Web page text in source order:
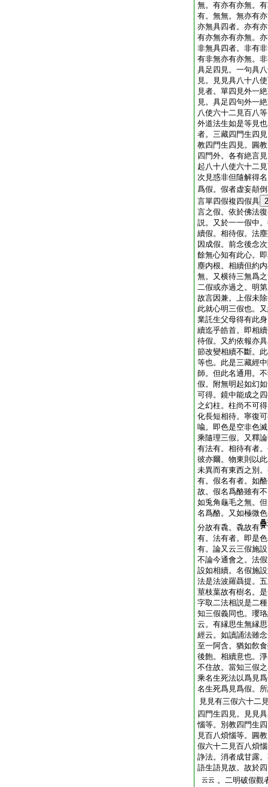
無。有亦有亦無。
有。無無。無亦有
亦無具四者。亦有
有亦無亦有亦無。
非無具四者。非有
有非無亦有亦無。
具足四見。一句具
見。見見具八十八
見者。單四見外一
見。具足四句外一
八使六十二見百八
外道法生如是等見
者。三藏四門生四
教四門生四見。圓
四門外。各有絶言
起八十八使六十二
次見惑非但隨解得
爲假。假者虚妄顛
言單四假複四假具 2
言之假。依於佛法
説。又於一一假中
續假。相待假。法
因成假。前念後念
餘無心知有此心。
塵内根。相續但約
無。又横待三無爲
二假或亦過之。明
故言因兼。上假未
此就心明三假也。
業託生父母得有此
續迄乎皓首。即相
待假。又約依報亦
節改變相續不斷。
等也。此是三藏經
師。但此名通用。
假。附無明起如幻
可得。鏡中能成之
之幻柱。柱尚不可
化長短相待。寧復
喩。即色是空非色
乘隨理三假。又釋
有法有。相待有者
彼亦爾。物東則以
未異而有東西之別
有。假名有者。如
故。假名爲酪雖有
如兎角龜毛之無。
名爲酪。又如極微
分故有毳。毳故有
有。法有者。即是
有。論又云三假施
不論今通會之。法
設如相續。名假施
法是法波羅聶提。
莖枝葉故有樹名。
字取二法相説是二
知三假義同也。瓔
云。有縁思生無縁
經云。如讀誦法雖
至一阿含。猶如飮
後飽。相續意也。
不住故。當知三假
乘名生死法以爲見
名生死爲見爲假。
見見有三假六十二
四門生四見。見見
惱等。別教四門生
見百八煩惱等。圓
假六十二見百八煩
諍法。消者成甘露
語生語見故。故於
云云 。二明破假觀